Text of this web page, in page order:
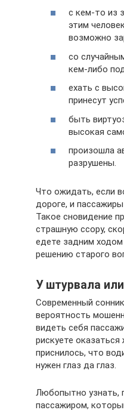
с кем-то из
этим
возможно
со
кем-либо
ехать с
принесут
быть
высокая
произошла
разрушены.
Что ожидать, если
дороге, и
Такое сновидение
страшную ссору,
едете задним ходом
решению старого
У штурвала
Современный
вероятность
видеть себя
рискуете
приснилось, что
нужен глаз да глаз.
Любопытно узнать,
пассажиром,